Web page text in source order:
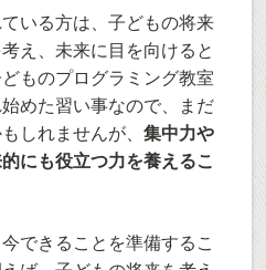
いる方は、子どもの将来
え、未来に目を向けると
ものプログラミング教室
めた習い事なので、まだ
しれませんが、集中力や
にも役立つ力を養えるこ
できることを準備するこ